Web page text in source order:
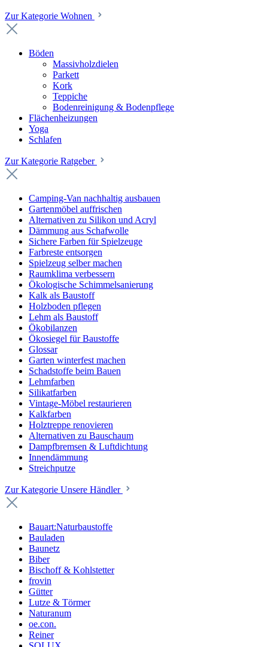
Zur Kategorie Wohnen
Böden
Massivholzdielen
Parkett
Kork
Teppiche
Bodenreinigung & Bodenpflege
Flächenheizungen
Yoga
Schlafen
Zur Kategorie Ratgeber
Camping-Van nachhaltig ausbauen
Gartenmöbel auffrischen
Alternativen zu Silikon und Acryl
Dämmung aus Schafwolle
Sichere Farben für Spielzeuge
Farbreste entsorgen
Spielzeug selber machen
Raumklima verbessern
Ökologische Schimmelsanierung
Kalk als Baustoff
Holzboden pflegen
Lehm als Baustoff
Ökobilanzen
Ökosiegel für Baustoffe
Glossar
Garten winterfest machen
Schadstoffe beim Bauen
Lehmfarben
Silikatfarben
Vintage-Möbel restaurieren
Kalkfarben
Holztreppe renovieren
Alternativen zu Bauschaum
Dampfbremsen & Luftdichtung
Innendämmung
Streichputze
Zur Kategorie Unsere Händler
Bauart:Naturbaustoffe
Bauladen
Baunetz
Biber
Bischoff & Kohlstetter
frovin
Gütter
Lutze & Törmer
Naturanum
oe.con.
Reiner